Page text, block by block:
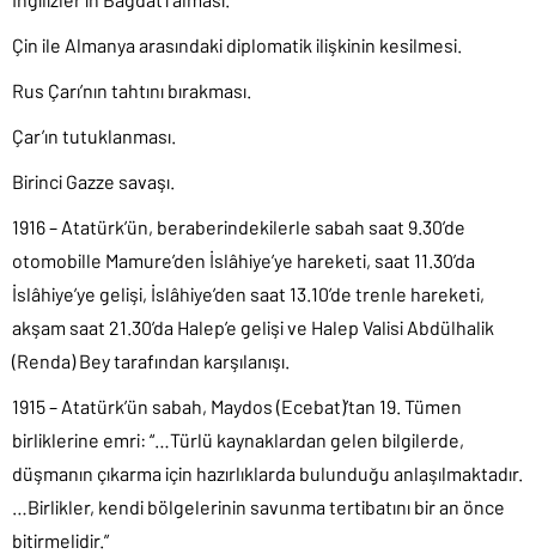
Çin ile Almanya arasındaki diplomatik ilişkinin kesilmesi.
Rus Çarı’nın tahtını bırakması.
Çar’ın tutuklanması.
Birinci Gazze savaşı.
1916 – Atatürk’ün, beraberindekilerle sabah saat 9.30’de
otomobille Mamure’den İslâhiye’ye hareketi, saat 11.30’da
İslâhiye’ye gelişi, İslâhiye’den saat 13.10’de trenle hareketi,
akşam saat 21.30’da Halep’e gelişi ve Halep Valisi Abdülhalik
(Renda) Bey tarafından karşılanışı.
1915 – Atatürk’ün sabah, Maydos (Ecebat)’tan 19. Tümen
birliklerine emri: “…Türlü kaynaklardan gelen bilgilerde,
düşmanın çıkarma için hazırlıklarda bulunduğu anlaşılmaktadır.
…Birlikler, kendi bölgelerinin savunma tertibatını bir an önce
bitirmelidir.”